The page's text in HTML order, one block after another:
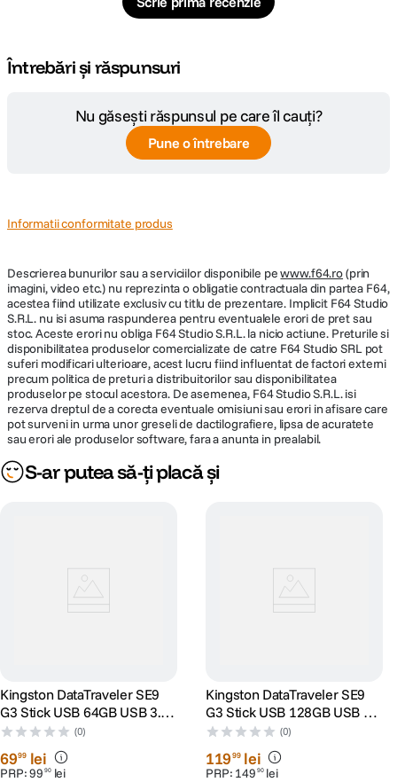
Întrebări și răspunsuri
Nu găsești răspunsul pe care îl cauți?
Pune o întrebare
Informatii conformitate produs
Descrierea bunurilor sau a serviciilor disponibile pewww.f64.ro(prin
imagini, video etc.) nu reprezinta o obligatie contractuala din partea F64,
acestea fiind utilizate exclusiv cu titlu de prezentare. Implicit F64 Studio
S.R.L. nu isi asuma raspunderea pentru eventualele erori de pret sau
stoc. Aceste erori nu obliga F64 Studio S.R.L. la nicio actiune. Preturile si
disponibilitatea produselor comercializate de catre F64 Studio SRL pot
suferi modificari ulterioare, acest lucru fiind influentat de factori externi
precum politica de preturi a distribuitorilor sau disponibilitatea
produselor pe stocul acestora. De asemenea, F64 Studio S.R.L. isi
rezerva dreptul de a corecta eventuale omisiuni sau erori in afisare care
pot surveni in urma unor greseli de dactilografiere, lipsa de acuratete
sau erori ale produselor software, fara a anunta in prealabil.
S-ar putea să-ți placă și
Kingston DataTraveler SE9
G3 Stick USB 64GB USB 3.2
Gen1 Metalic Auriu
(0)
6999 lei
PRP:99 90 lei
Kingston DataTraveler SE9
G3 Stick USB 128GB USB 3.2
Gen1 Metalic Auriu
(0)
11999 lei
PRP: 149 90 lei